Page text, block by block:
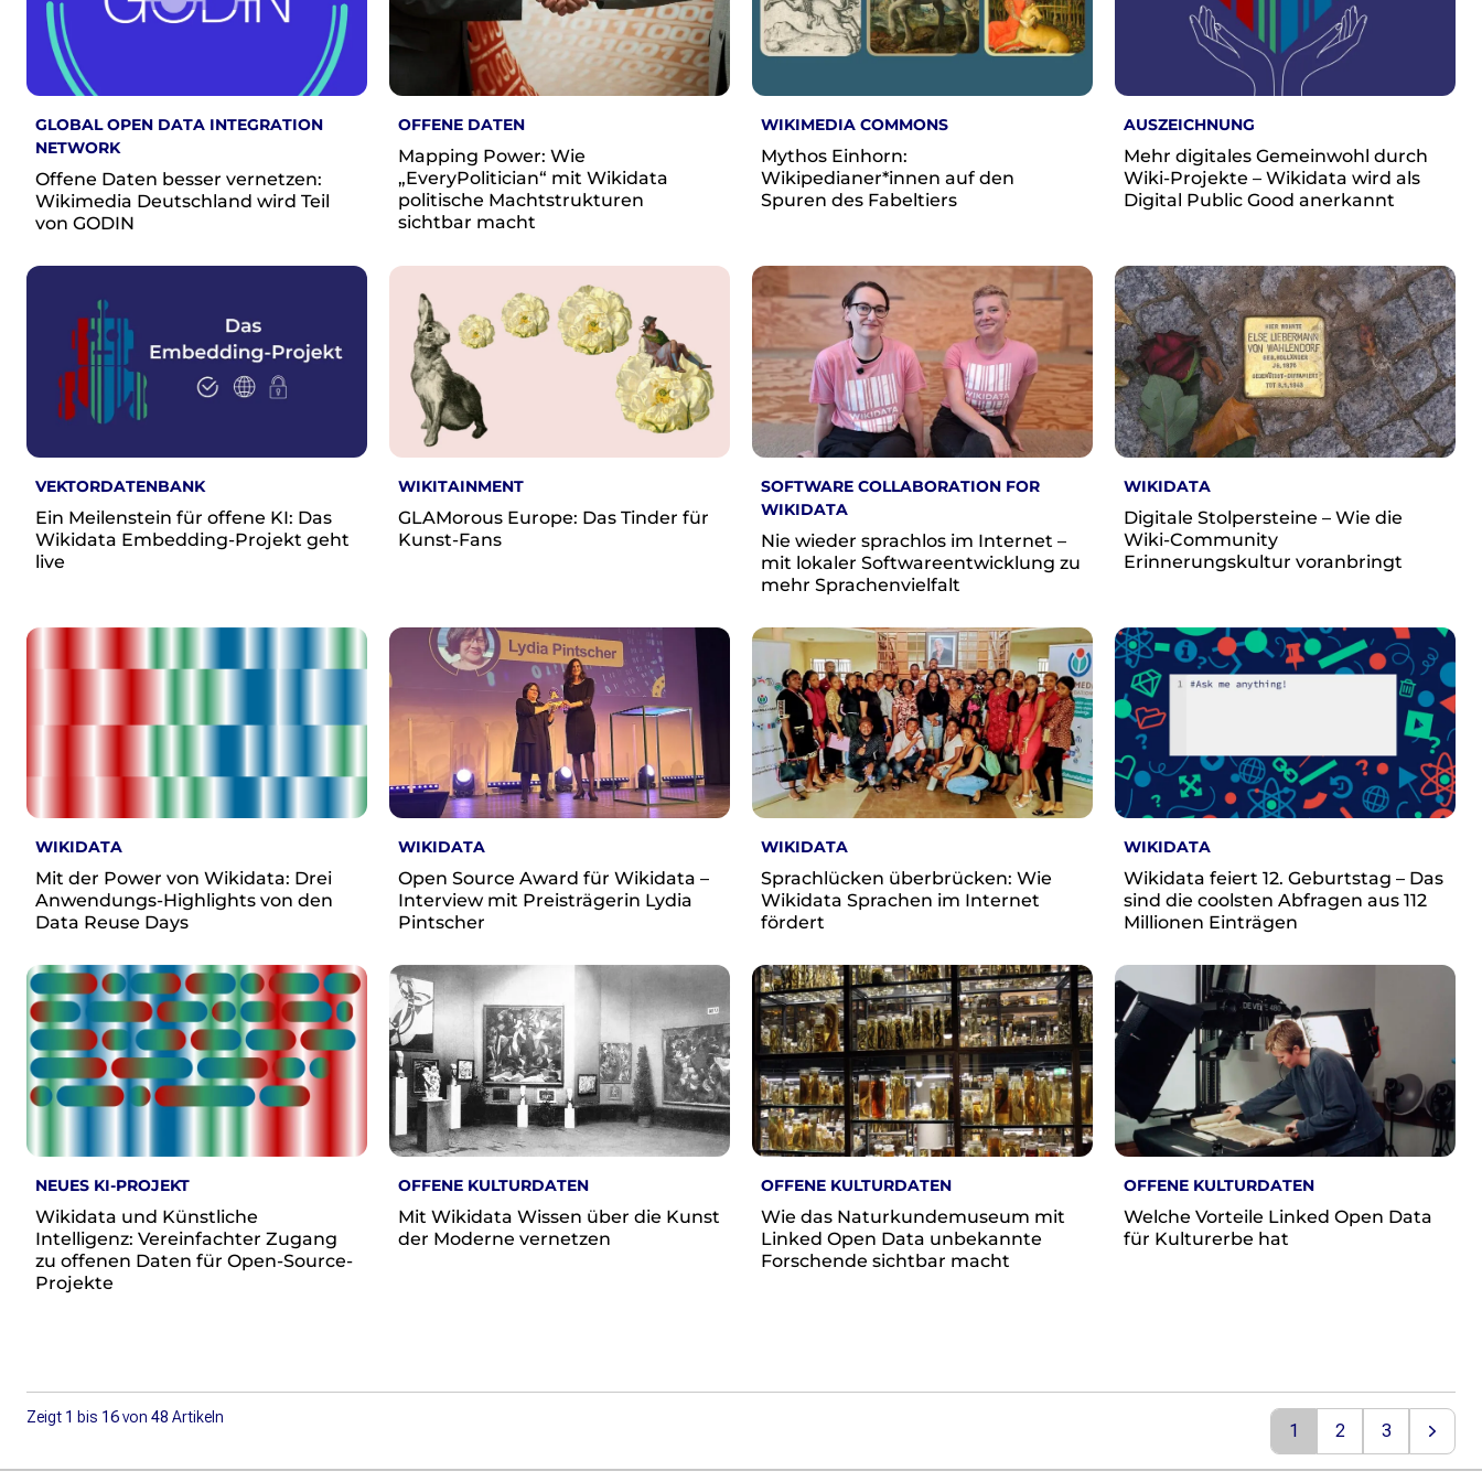
Wikimedia Deutschland wird 20!
Projekte
Featured
Wikipedia
Wikidata
Wikimedia Commons
Initiativen für freies Wisses
Das ABC des Freien Wissens
Das WikiLibrary Manifest
GLAM – Kultur- und Gedächtnisinstitutionen
Lizenzhinweisgenerator
Monsters of Law
Offene Kulturdaten
re•shape
Verschlusssache Prüfung
Wissen. Macht. Gerechtigkeit.
MediaWiki
Über uns
Verein
Unsere Werte
Strategische Ausrichtung 2030
Transparenz
Presse
Suchanfrage
Suchen
GLOBAL OPEN DATA INTEGRATION
NETWORK
Offene Daten besser vernetzen:
Wikimedia Deutschland wird Teil
von GODIN
OFFENE DATEN
Mapping Power: Wie
„EveryPolitician“ mit Wikidata
politische Machtstrukturen
sichtbar macht
WIKIMEDIA COMMONS
Mythos Einhorn:
Wikipedianer*innen auf den
Spuren des Fabeltiers
AUSZEICHNUNG
Mehr digitales Gemeinwohl durch
Wiki-Projekte – Wikidata wird als
Digital Public Good anerkannt
VEKTORDATENBANK
Ein Meilenstein für offene KI: Das
Wikidata Embedding-Projekt geht
live
WIKITAINMENT
GLAMorous Europe: Das Tinder für
Kunst-Fans
SOFTWARE COLLABORATION FOR
WIKIDATA
Nie wieder sprachlos im Internet –
mit lokaler Softwareentwicklung zu
mehr Sprachenvielfalt
WIKIDATA
Digitale Stolpersteine – Wie die
Wiki-Community
Erinnerungskultur voranbringt
WIKIDATA
Mit der Power von Wikidata: Drei
Anwendungs-Highlights von den
Data Reuse Days
WIKIDATA
Open Source Award für Wikidata –
Interview mit Preisträgerin Lydia
Pintscher
WIKIDATA
Sprachlücken überbrücken: Wie
Wikidata Sprachen im Internet
fördert
WIKIDATA
Wikidata feiert 12. Geburtstag – Das
sind die coolsten Abfragen aus 112
Millionen Einträgen
NEUES KI-PROJEKT
Wikidata und Künstliche
Intelligenz: Vereinfachter Zugang
zu offenen Daten für Open-Source-
Projekte
OFFENE KULTURDATEN
Mit Wikidata Wissen über die Kunst
der Moderne vernetzen
OFFENE KULTURDATEN
Wie das Naturkundemuseum mit
Linked Open Data unbekannte
Forschende sichtbar macht
OFFENE KULTURDATEN
Welche Vorteile Linked Open Data
für Kulturerbe hat
Zeigt 1 bis 16von 48 Artikeln
1 2 3
Next